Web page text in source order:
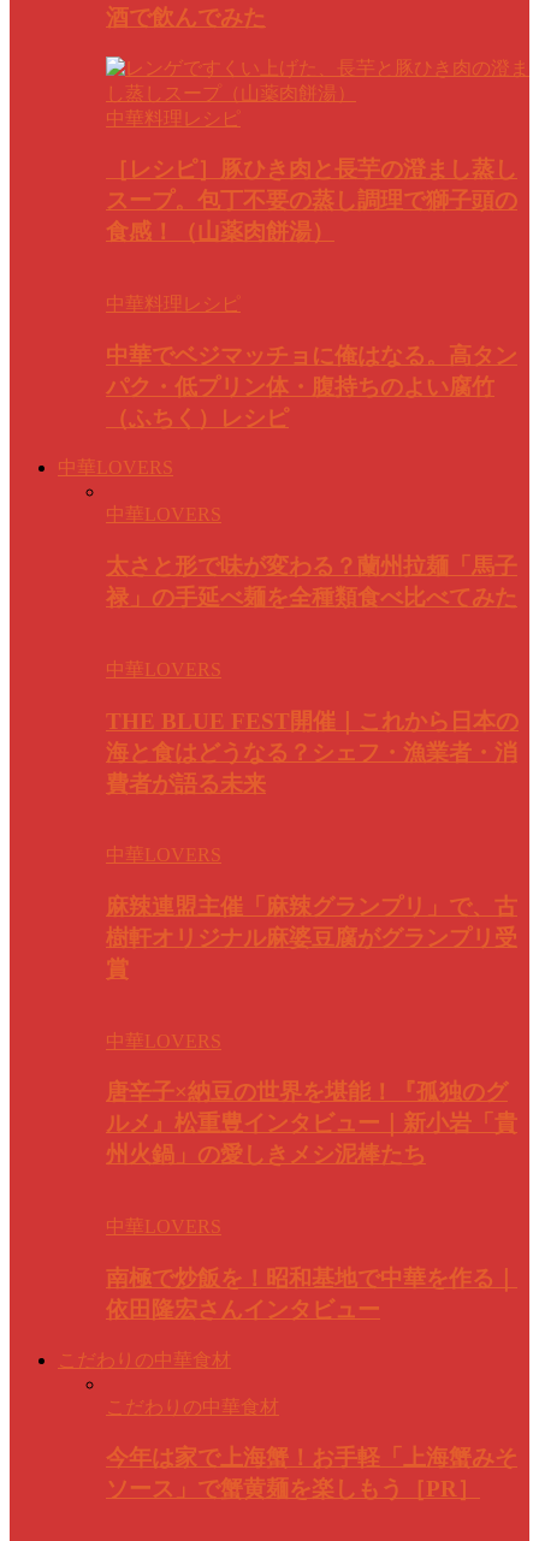
酒で飲んでみた
中華料理レシピ
［レシピ］豚ひき肉と長芋の澄まし蒸し
スープ。包丁不要の蒸し調理で獅子頭の
食感！（山薬肉餅湯）
中華料理レシピ
中華でベジマッチョに俺はなる。高タン
パク・低プリン体・腹持ちのよい腐竹
（ふちく）レシピ
中華LOVERS
中華LOVERS
太さと形で味が変わる？蘭州拉麺「馬子
禄」の手延べ麺を全種類食べ比べてみた
中華LOVERS
THE BLUE FEST開催｜これから日本の
海と食はどうなる？シェフ・漁業者・消
費者が語る未来
中華LOVERS
麻辣連盟主催「麻辣グランプリ」で、古
樹軒オリジナル麻婆豆腐がグランプリ受
賞
中華LOVERS
唐辛子×納豆の世界を堪能！『孤独のグ
ルメ』松重豊インタビュー｜新小岩「貴
州火鍋」の愛しきメシ泥棒たち
中華LOVERS
南極で炒飯を！昭和基地で中華を作る｜
依田隆宏さんインタビュー
こだわりの中華食材
こだわりの中華食材
今年は家で上海蟹！お手軽「上海蟹みそ
ソース」で蟹黄麺を楽しもう［PR］